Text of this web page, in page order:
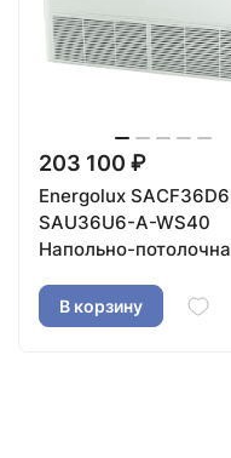
203 100 ₽
Energolux
SAU36U6-A-WS40
Напольно-
В корзину